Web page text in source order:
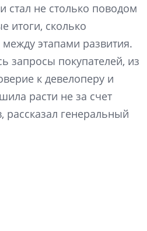
стал не столько поводом
итоги, сколько
этапами развития.
запросы покупателей, из
к девелоперу и
расти не за счет
генеральный